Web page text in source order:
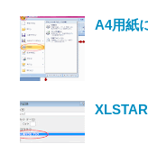
A4用紙